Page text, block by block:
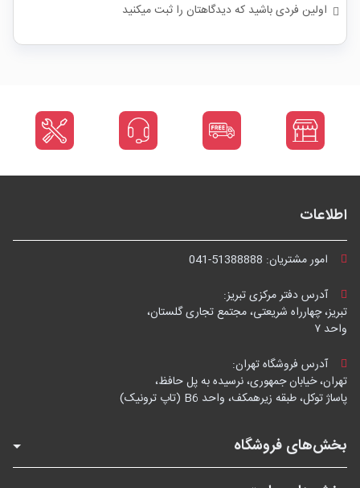
اولین فردی باشید که دیدگاهتان را ثبت میکنید
اطلاعات
امور مشتریان: 041-51388888
آدرس دفتر مرکزی تبریز:
تبریز، چهارراه شریعتی، مجتمع تجاری گلستان،
واحد ۷
آدرس فروشگاه تهران:
تهران، خیابان جمهوری، نرسیده به پل حافظ،
پاساژ توکل، طبقه زیرهمکف، واحد B6 (تاپ ترونیک)
بخش‌های فروشگاه